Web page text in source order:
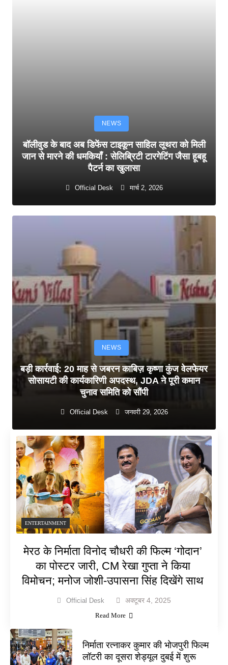
NEWS
बॉलीवुड के बाद अब डिफेंस टाइकून साहिल लूथरा को मिली
जान से मारने की धमकियाँ : सेलिब्रिटी टारगेटिंग जैसा हूबहू
पैटर्न का खुलासा
Official Desk मार्च 2, 2026
NEWS
बड़ी कार्रवाई: 20 माह से जबरन काबिज़ कृष्णा कुंज वेलफेयर
सोसायटी की कार्यकारिणी अपदस्थ, JDA ने पूरी कमान
चुनाव समिति को सौंपी
Official Desk जनवरी 29, 2026
ENTERTAINMENT
मेरठ के निर्माता विनोद चौधरी की फिल्म ‘गोदान’
का पोस्टर जारी, CM रेखा गुप्ता ने किया
विमोचन; मनोज जोशी-उपासना सिंह दिखेंगे साथ
Official Desk अक्टूबर 4, 2025
Read More
निर्माता रत्नाकर कुमार की भोजपुरी फिल्म
लॉटरी का दूसरा शेड्यूल दुबई में शुरू